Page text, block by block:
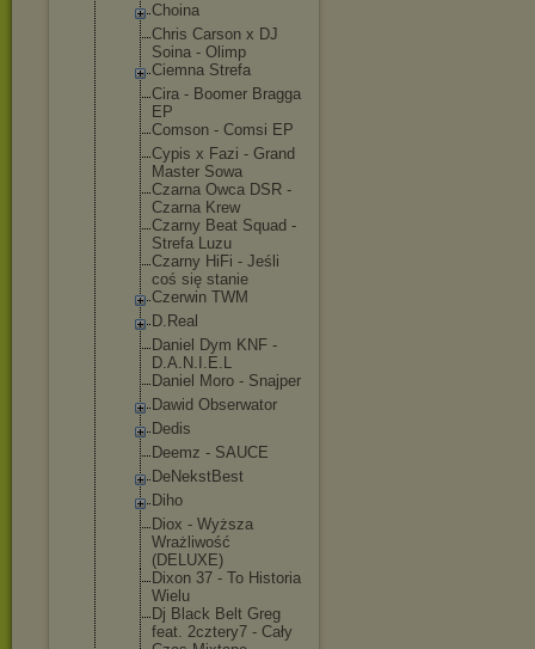
Choina
Chris Carson x DJ
Soina - Olimp
Ciemna Strefa
Cira - Boomer Bragga
EP
Comson - Comsi EP
Cypis x Fazi - Grand
Master Sowa
Czarna Owca DSR -
Czarna Krew
Czarny Beat Squad -
Strefa Luzu
Czarny HiFi - Jeśli
coś się stanie
Czerwin TWM
D.Real
Daniel Dym KNF -
D.A.N.I.E.L
Daniel Moro - Snajper
Dawid Obserwator
Dedis
Deemz - SAUCE
DeNekstBest
Diho
Diox - Wyższa
Wrażliwość
(DELUXE)
Dixon 37 - To Historia
Wielu
Dj Black Belt Greg
feat. 2cztery7 - Cały